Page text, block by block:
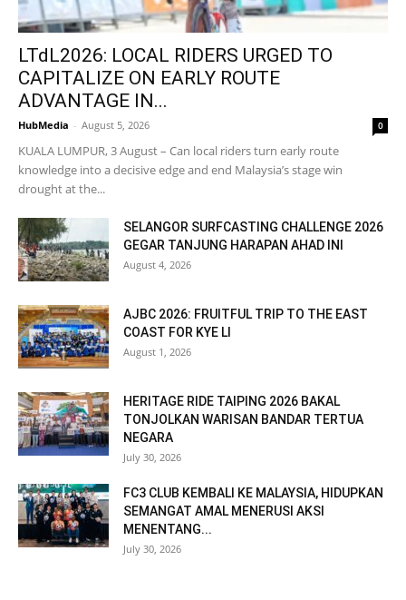
LTdL2026: LOCAL RIDERS URGED TO
CAPITALIZE ON EARLY ROUTE
ADVANTAGE IN...
HubMedia - August 5, 2026 0
KUALA LUMPUR, 3 August – Can local riders turn early route
knowledge into a decisive edge and end Malaysia’s stage win
drought at the...
SELANGOR SURFCASTING CHALLENGE 2026
GEGAR TANJUNG HARAPAN AHAD INI
August 4, 2026
AJBC 2026: FRUITFUL TRIP TO THE EAST
COAST FOR KYE LI
August 1, 2026
HERITAGE RIDE TAIPING 2026 BAKAL
TONJOLKAN WARISAN BANDAR TERTUA
NEGARA
July 30, 2026
FC3 CLUB KEMBALI KE MALAYSIA, HIDUPKAN
SEMANGAT AMAL MENERUSI AKSI
MENENTANG...
July 30, 2026